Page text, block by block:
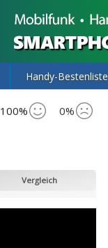
Handy-Bestenliste
100% 0%
Vergleich